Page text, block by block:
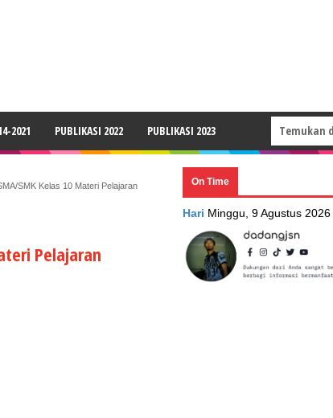
2021 PUBLIKASI 2022 PUBLIKASI 2023
SMK Kelas 10 Materi Pelajaran
Pelajaran
On Time
Hari Minggu, 9 Agustus 2026